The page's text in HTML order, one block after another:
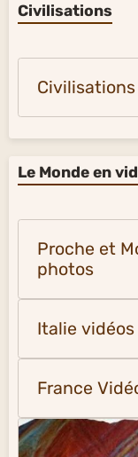
Civilisations
Civilisations
Le Monde en
Proche et
photos
Italie vidéos
France